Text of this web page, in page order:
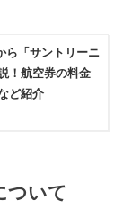
ら「サントリーニ
！航空券の料金
ど紹介
ついて